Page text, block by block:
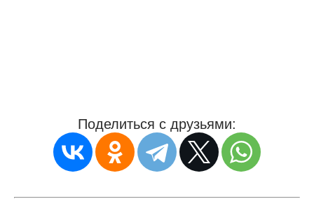
Поделиться с друзьями: